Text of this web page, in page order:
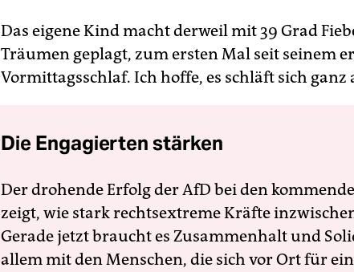
Das eigene Kind macht derweil mit 39 Grad
Träumen geplagt, zum ersten Mal seit seinem
Vormittagsschlaf. Ich hoffe, es schläft sich ganz
Die Engagierten stärken
Der drohende Erfolg der AfD bei den
zeigt, wie stark rechtsextreme Kräfte
Gerade jetzt braucht es Zusammenhalt und
allem mit den Menschen, die sich vor Ort für